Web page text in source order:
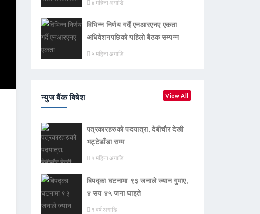
४ महिना अगाडि
विभिन्न निर्णय गर्दै एनआरएनए एकता
अधिवेशनपछिको पहिलो बैठक सम्पन्न
५ महिना अगाडि
न्युज बैंक बिषेश View All
पत्रकारहरुको पदयात्रा, देबीचौर देखी
भट्टेडाँडा सम्म
१ महिना अगाडि
बिपद्का घटनामा ९३ जनाले ज्यान गुमाए,
४ सय ४५ जना घाइते
१ वर्ष अगाडि